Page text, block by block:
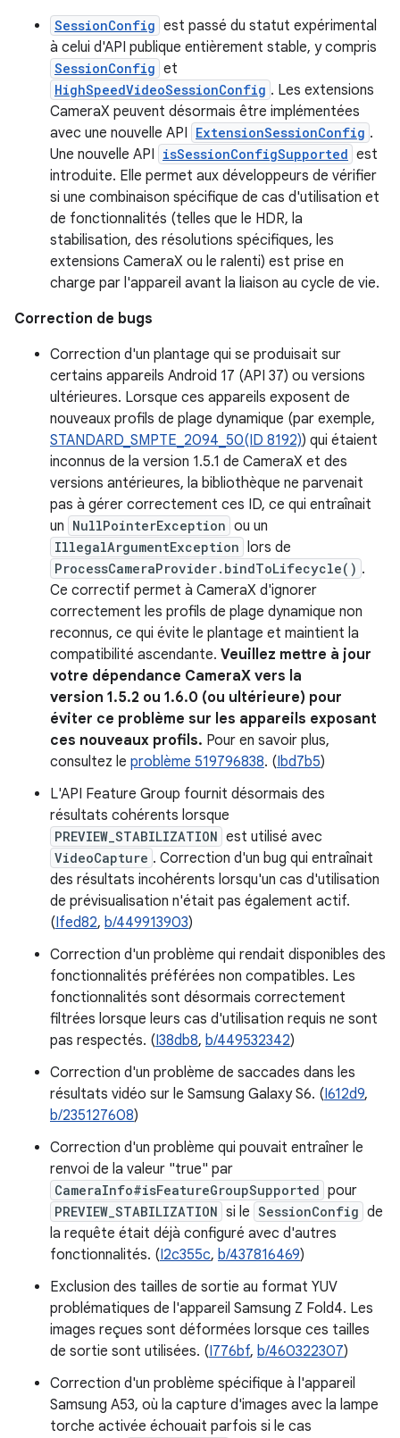
SessionConfig est passé du statut expérimental
à celui d'API publique entièrement stable, y compris
SessionConfig et
HighSpeedVideoSessionConfig . Les extensions
CameraX peuvent désormais être implémentées
avec une nouvelle API ExtensionSessionConfig .
Une nouvelle API isSessionConfigSupported est
introduite. Elle permet aux développeurs de vérifier
si une combinaison spécifique de cas d'utilisation et
de fonctionnalités (telles que le HDR, la
stabilisation, des résolutions spécifiques, les
extensions CameraX ou le ralenti) est prise en
charge par l'appareil avant la liaison au cycle de vie.
Correction de bugs
Correction d'un plantage qui se produisait sur
certains appareils Android 17 (API 37) ou versions
ultérieures. Lorsque ces appareils exposent de
nouveaux profils de plage dynamique (par exemple,
STANDARD_SMPTE_2094_50(ID 8192)) qui étaient
inconnus de la version 1.5.1 de CameraX et des
versions antérieures, la bibliothèque ne parvenait
pas à gérer correctement ces ID, ce qui entraînait
un NullPointerException ou un
IllegalArgumentException lors de
ProcessCameraProvider.bindToLifecycle() .
Ce correctif permet à CameraX d'ignorer
correctement les profils de plage dynamique non
reconnus, ce qui évite le plantage et maintient la
compatibilité ascendante. Veuillez mettre à jour
votre dépendance CameraX vers la
version 1.5.2 ou 1.6.0 (ou ultérieure) pour
éviter ce problème sur les appareils exposant
ces nouveaux profils. Pour en savoir plus,
consultez le problème 519796838. (Ibd7b5)
L'API Feature Group fournit désormais des
résultats cohérents lorsque
PREVIEW_STABILIZATION est utilisé avec
VideoCapture . Correction d'un bug qui entraînait
des résultats incohérents lorsqu'un cas d'utilisation
de prévisualisation n'était pas également actif.
(Ifed82, b/449913903)
Correction d'un problème qui rendait disponibles des
fonctionnalités préférées non compatibles. Les
fonctionnalités sont désormais correctement
filtrées lorsque leurs cas d'utilisation requis ne sont
pas respectés. (I38db8, b/449532342)
Correction d'un problème de saccades dans les
résultats vidéo sur le Samsung Galaxy S6. (I612d9,
b/235127608)
Correction d'un problème qui pouvait entraîner le
renvoi de la valeur "true" par
CameraInfo#isFeatureGroupSupported pour
PREVIEW_STABILIZATION si le SessionConfig de
la requête était déjà configuré avec d'autres
fonctionnalités. (I2c355c, b/437816469)
Exclusion des tailles de sortie au format YUV
problématiques de l'appareil Samsung Z Fold4. Les
images reçues sont déformées lorsque ces tailles
de sortie sont utilisées. (I776bf, b/460322307)
Correction d'un problème spécifique à l'appareil
Samsung A53, où la capture d'images avec la lampe
torche activée échouait parfois si le cas